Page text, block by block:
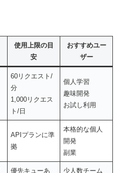
使用上限の目
安
おすすめユー
ザー
60リクエスト/
分
1,000リクエス
ト/日
個人学習
趣味開発
お試し利用
APIプランに準
拠
本格的な個人
開発
副業
優先キューあ 少人数チーム